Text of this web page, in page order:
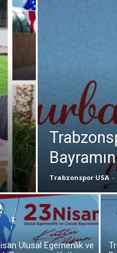
Trabzonspor USA -
Ulusal Egemenlik ve